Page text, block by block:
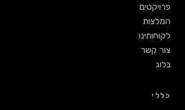
פרויקטים
המלצות
לקוחותינו
צור קשר
בלוג
כללי